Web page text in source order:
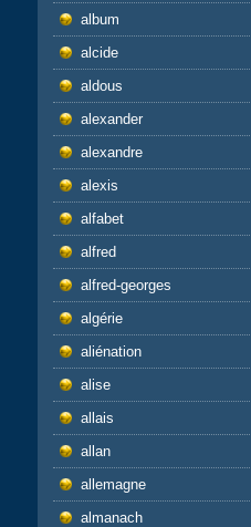
album
alcide
aldous
alexander
alexandre
alexis
alfabet
alfred
alfred-georges
algérie
aliénation
alise
allais
allan
allemagne
almanach